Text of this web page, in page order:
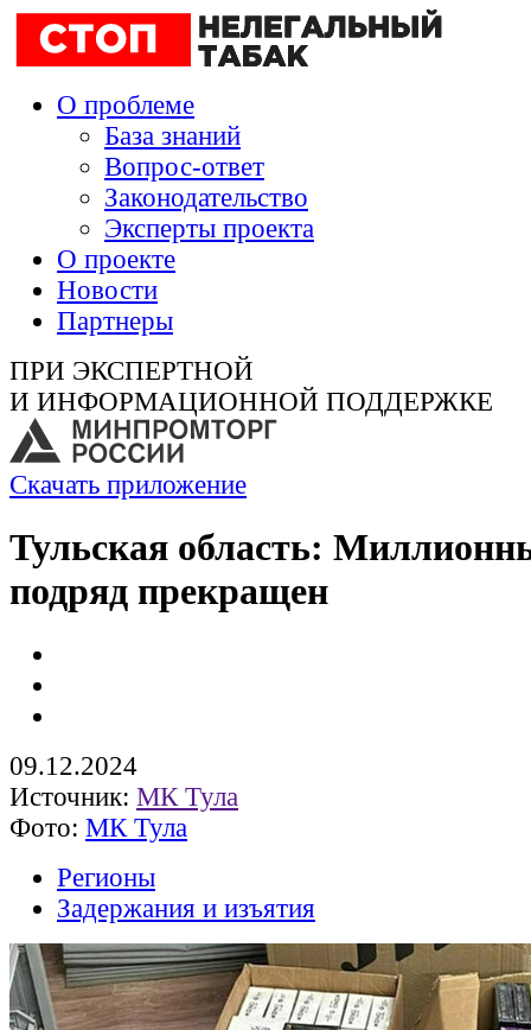
О проблеме
База знаний
Вопрос-ответ
Законодательство
Эксперты проекта
О проекте
Новости
Партнеры
ПРИ ЭКСПЕРТНОЙ
И ИНФОРМАЦИОННОЙ ПОДДЕРЖКЕ
Скачать приложение
Тульская область:
подряд прекращен
09.12.2024
Источник: МК Тула
Фото: МК Тула
Регионы
Задержания и изъятия